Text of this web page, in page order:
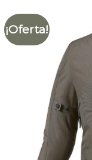
¡Oferta!